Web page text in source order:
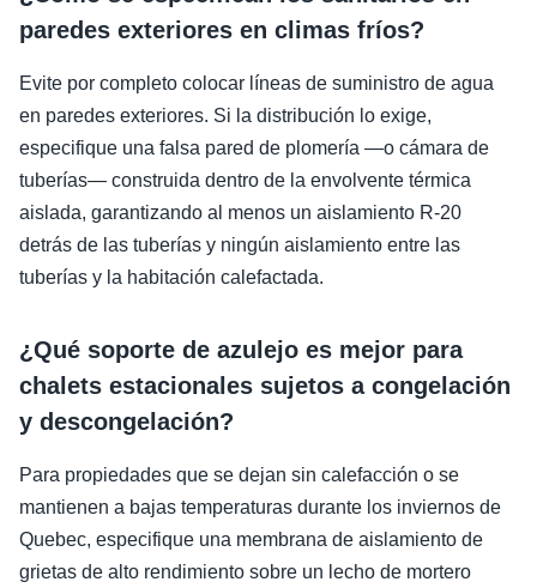
paredes exteriores en climas fríos?
Evite por completo colocar líneas de suministro de agua
en paredes exteriores. Si la distribución lo exige,
especifique una falsa pared de plomería —o cámara de
tuberías— construida dentro de la envolvente térmica
aislada, garantizando al menos un aislamiento R-20
detrás de las tuberías y ningún aislamiento entre las
tuberías y la habitación calefactada.
¿Qué soporte de azulejo es mejor para
chalets estacionales sujetos a congelación
y descongelación?
Para propiedades que se dejan sin calefacción o se
mantienen a bajas temperaturas durante los inviernos de
Quebec, especifique una membrana de aislamiento de
grietas de alto rendimiento sobre un lecho de mortero